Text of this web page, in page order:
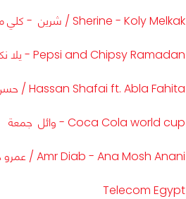
Sherine - Koly Melkak / شرين - كلي ملكك
Pepsi and Chipsy Ramadan - يلا نكمل لمتنا
Hassan Shafai ft. Abla Fahita / حسن شافعي وقابلة فاهيتا
Coca Cola world cup - وائل جمعة
Amr Diab - Ana Mosh Anani / عمرو دياب - أنا مش أناني
Telecom Egypt